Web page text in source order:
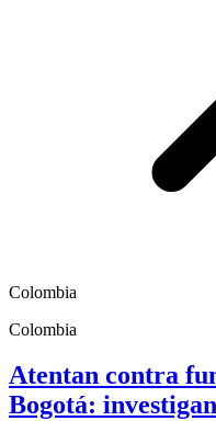
Colombia
Colombia
Atentan contra
Bogotá: